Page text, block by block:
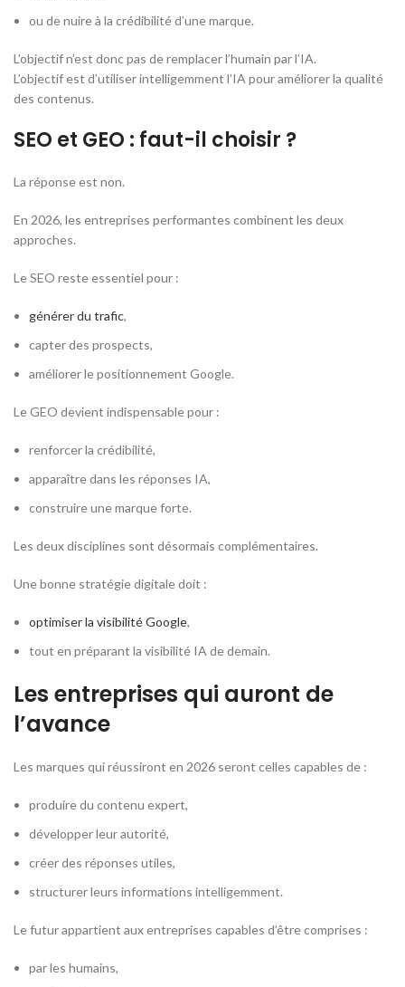
ou de nuire à la crédibilité d’une marque.
L’objectif n’est donc pas de remplacer l’humain par l’IA.
L’objectif est d’utiliser intelligemment l’IA pour améliorer la qualité
des contenus.
SEO et GEO : faut-il choisir ?
La réponse est non.
En 2026, les entreprises performantes combinent les deux
approches.
Le SEO reste essentiel pour :
générer du trafic,
capter des prospects,
améliorer le positionnement Google.
Le GEO devient indispensable pour :
renforcer la crédibilité,
apparaître dans les réponses IA,
construire une marque forte.
Les deux disciplines sont désormais complémentaires.
Une bonne stratégie digitale doit :
optimiser la visibilité Google,
tout en préparant la visibilité IA de demain.
Les entreprises qui auront de
l’avance
Les marques qui réussiront en 2026 seront celles capables de :
produire du contenu expert,
développer leur autorité,
créer des réponses utiles,
structurer leurs informations intelligemment.
Le futur appartient aux entreprises capables d’être comprises :
par les humains,